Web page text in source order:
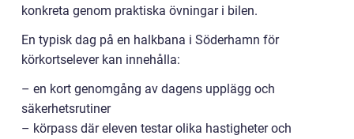
konkreta genom praktiska övningar i bilen.
En typisk dag på en halkbana i Söderhamn för
körkortselever kan innehålla:
– en kort genomgång av dagens upplägg och
säkerhetsrutiner
– körpass där eleven testar olika hastigheter och